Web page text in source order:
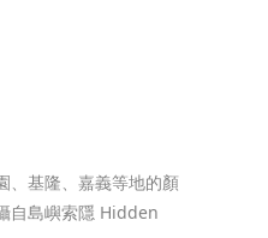
、基隆、嘉義等地的顏
自島嶼索隱 Hidden